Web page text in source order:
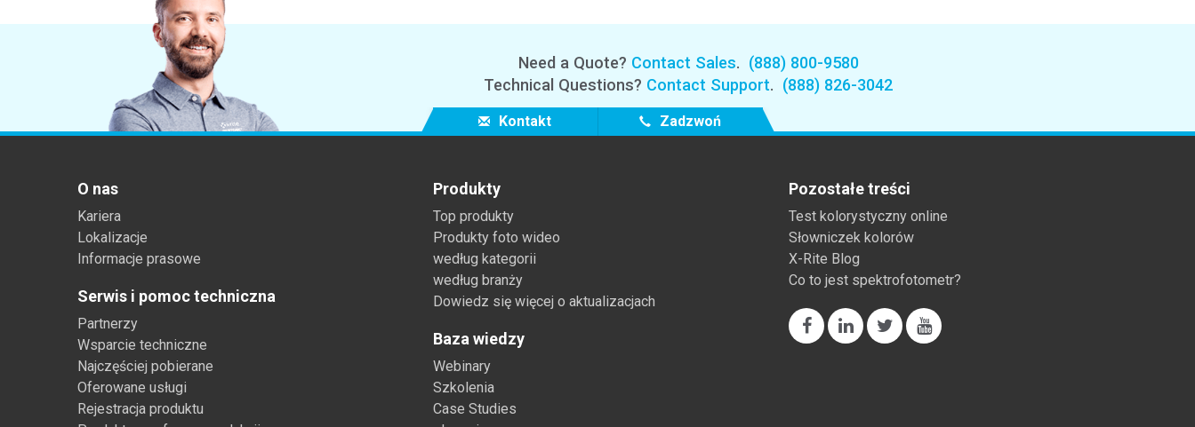
Tworzywa sztuczne
Materiały budowlane
Dobra trwałe
Need a Quote? Contact Sales. (888) 800-9580
Technical Questions? Contact Support. (888) 826-3042
Kontakt Zadzwoń
O nas
Kariera
Lokalizacje
Informacje prasowe
Serwis i pomoc techniczna
Partnerzy
Wsparcie techniczne
Najczęściej pobierane
Oferowane usługi
Rejestracja produktu
Produkty
Top produkty
Produkty foto wideo
według kategorii
według branży
Dowiedz się więcej o aktualizacjach
Baza wiedzy
Webinary
Szkolenia
Case Studies
Pozostałe treści
Test kolorystyczny online
Słowniczek kolorów
X-Rite Blog
Co to jest spektrofotometr?